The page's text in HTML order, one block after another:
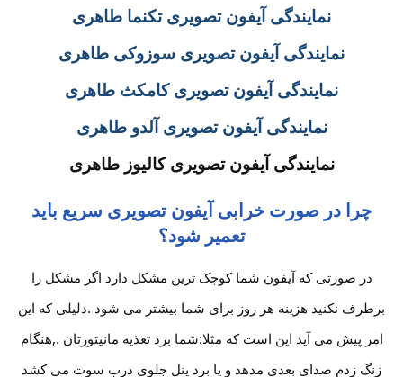
نمایندگی آیفون تصویری تکنما طاهری
نمایندگی آیفون تصویری سوزوکی طاهری
نمایندگی آیفون تصویری کامکث طاهری
نمایندگی آیفون تصویری آلدو طاهری
نمایندگی آیفون تصویری کالیوز طاهری
چرا در صورت خرابی آیفون تصویری سریع باید
تعمیر شود؟
در صورتی که آیفون شما کوچک ترین مشکل دارد اگر مشکل را
برطرف نکنید هزینه هر روز برای شما بیشتر می شود .دلیلی که این
امر پیش می آید این است که مثلا:شما برد تغذیه مانیتورتان .,هنگام
زنگ زدم صدای بعدی مدهد و یا برد پنل جلوی درب سوت می کشد